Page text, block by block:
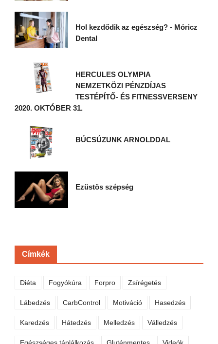
Hol kezdődik az egészség? - Móricz
Dental
HERCULES OLYMPIA
NEMZETKÖZI PÉNZDÍJAS
TESTÉPÍTŐ- ÉS FITNESSVERSENY
2020. OKTÓBER 31.
BÚCSÚZUNK ARNOLDDAL
Ezüstös szépség
Címkék
Diéta Fogyókúra Forpro Zsírégetés
Lábedzés CarbControl Motiváció Hasedzés
Karedzés Hátedzés Melledzés Válledzés